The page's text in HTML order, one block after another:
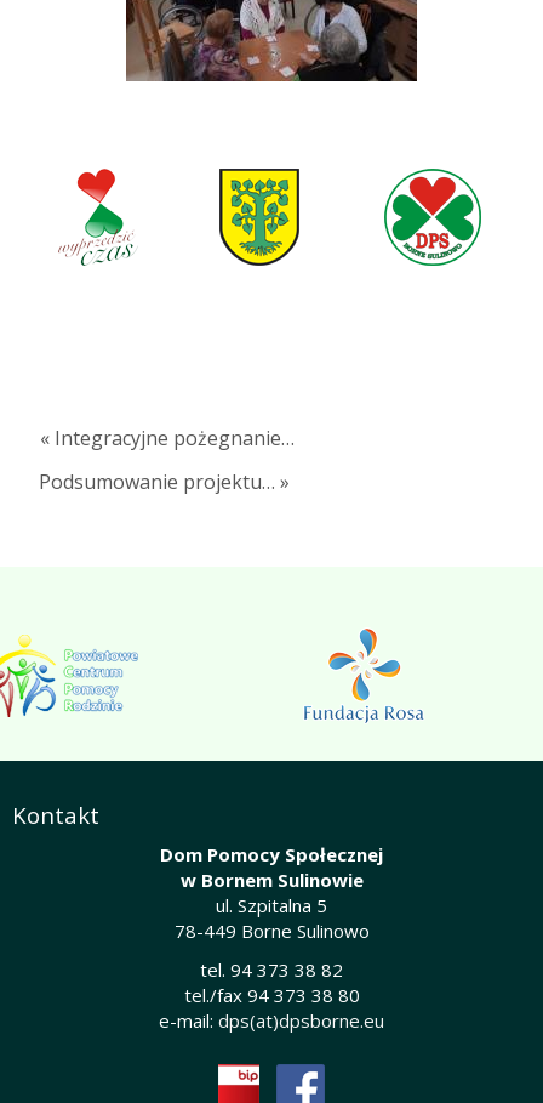
« Integracyjne pożegnanie…
Podsumowanie projektu… »
Kontakt
Dom Pomocy Społecznej
w Bornem Sulinowie
ul. Szpitalna 5
78-449 Borne Sulinowo
tel. 94 373 38 82
tel./fax 94 373 38 80
e-mail: dps(at)dpsborne.eu